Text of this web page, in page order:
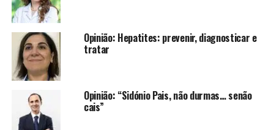
Opinião: Hepatites: prevenir, diagnosticar e
tratar
Opinião: “Sidónio Pais, não durmas… senão
cais”